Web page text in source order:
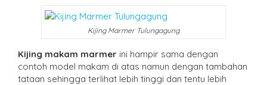
Kijing Marmer Tulungagung
Kijing makam marmer ini hampir sama dengan
contoh model makam di atas namun dengan tambahan
tataan sehingga terlihat lebih tinggi dan tentu lebih